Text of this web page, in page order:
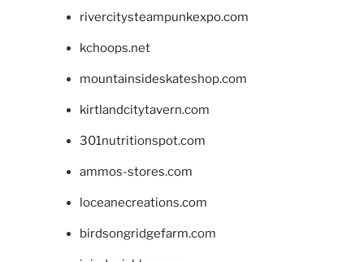
rivercitysteampunkexpo.com
kchoops.net
mountainsideskateshop.com
kirtlandcitytavern.com
301nutritionspot.com
ammos-stores.com
loceanecreations.com
birdsongridgefarm.com